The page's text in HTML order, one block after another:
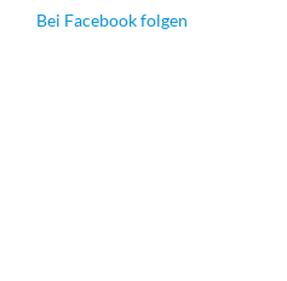
Bei Facebook folgen